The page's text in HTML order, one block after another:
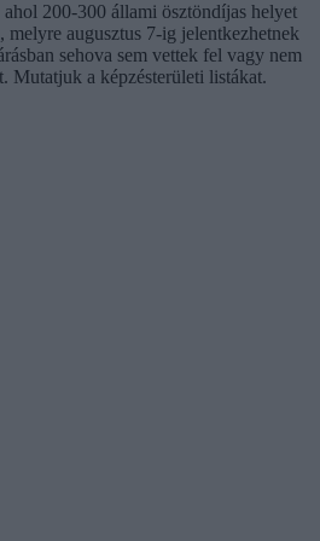
200-300 állami ösztöndíjas helyet
augusztus 7-ig jelentkezhetnek
sehova sem vettek fel vagy nem
Mutatjuk a képzésterületi listákat.